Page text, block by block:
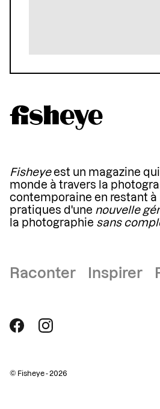
Fisheyeest un magazine
monde à travers la
contemporaine en restant à
pratiques d'une nouvelle
la photographie sans
Raconter Inspirer
© Fisheye - 2026